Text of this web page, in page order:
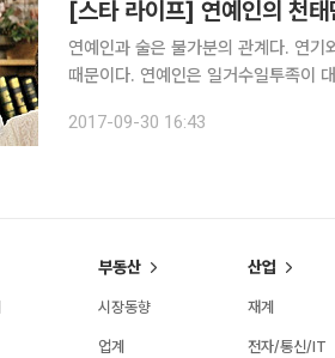
[스타 라이프] 연예인의 천
연예인과 술은 불가분의 관계다. 연
때문이다. 연예인은 일거수일투족이
되기 위해 남다른 노력을 해야 한다.
2017-09-30 16:43
부동산
시장동향
업계
산업
재계
전자/통신/IT